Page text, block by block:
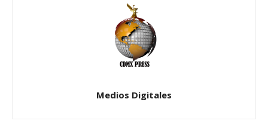
Medios Digitales